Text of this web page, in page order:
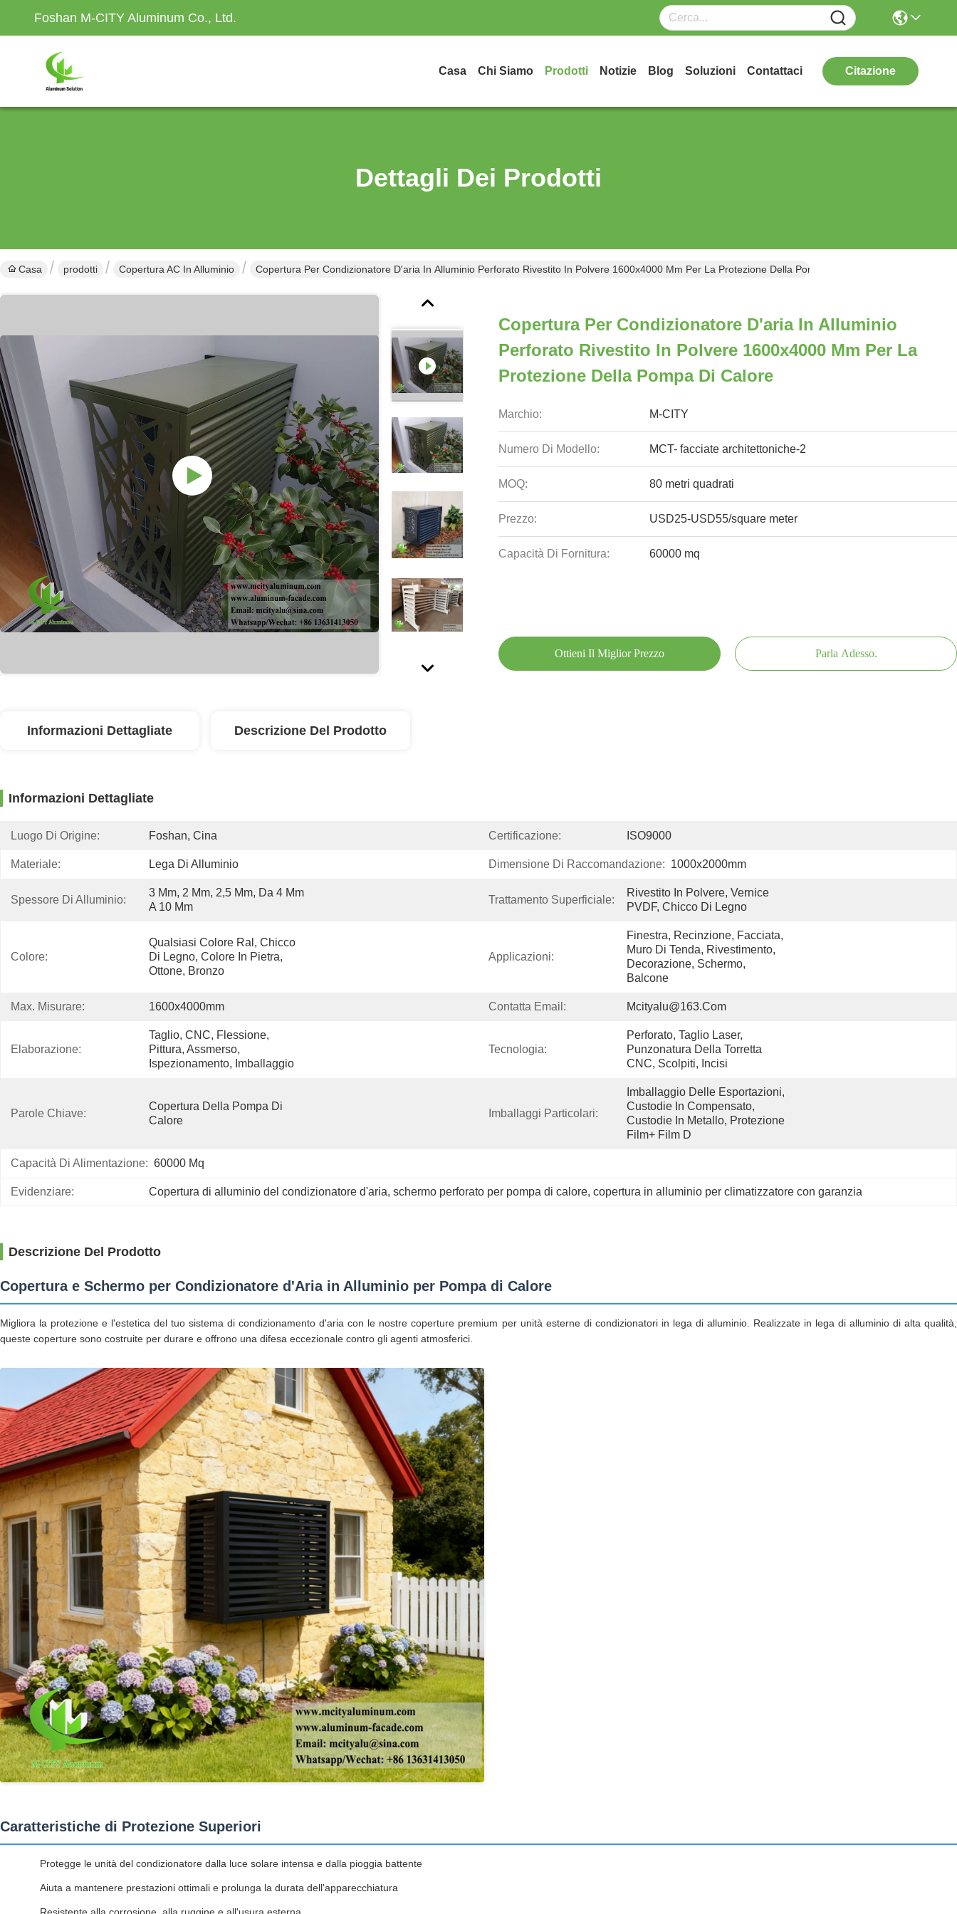
Foshan M-CITY Aluminum Co., Ltd.
Casa Chi Siamo Prodotti Notizie Blog Soluzioni Contattaci Citazione
Dettagli Dei Prodotti
Casa prodotti Copertura AC In Alluminio Copertura Per Condizionatore D'aria In Alluminio Perforato Rivestito In Polvere 1600x4000 Mm Per La Protezione Della Pompa Di Calore
Copertura Per Condizionatore D'aria In Alluminio
Perforato Rivestito In Polvere 1600x4000 Mm Per La
Protezione Della Pompa Di Calore
Marchio: M-CITY
Numero Di Modello: MCT- facciate architettoniche-2
MOQ: 80 metri quadrati
Prezzo: USD25-USD55/square meter
Capacità Di Fornitura: 60000 mq
Ottieni Il Miglior Prezzo Parla Adesso.
Informazioni Dettagliate Descrizione Del Prodotto
Informazioni Dettagliate
Luogo Di Origine: Foshan, Cina Certificazione: ISO9000
Materiale: Lega Di Alluminio Dimensione Di Raccomandazione: 1000x2000mm
Spessore Di Alluminio:
3 Mm, 2 Mm, 2,5 Mm, Da 4 Mm
A 10 Mm
Trattamento Superficiale:
Rivestito In Polvere, Vernice
PVDF, Chicco Di Legno
Colore:
Qualsiasi Colore Ral, Chicco
Di Legno, Colore In Pietra,
Ottone, Bronzo
Applicazioni:
Finestra, Recinzione, Facciata,
Muro Di Tenda, Rivestimento,
Decorazione, Schermo,
Balcone
Max. Misurare: 1600x4000mm Contatta Email: Mcityalu@163.com
Elaborazione:
Taglio, CNC, Flessione,
Pittura, Assmerso,
Ispezionamento, Imballaggio
Tecnologia:
Perforato, Taglio Laser,
Punzonatura Della Torretta
CNC, Scolpiti, Incisi
Parole Chiave:
Copertura Della Pompa Di
Calore
Imballaggi Particolari:
Imballaggio Delle Esportazioni,
Custodie In Compensato,
Custodie In Metallo, Protezione
Film+ Film D
Capacità Di Alimentazione: 60000 Mq
Evidenziare: Copertura di alluminio del condizionatore d'aria, schermo perforato per pompa di calore, copertura in alluminio per climatizzatore con garanzia
Descrizione Del Prodotto
Copertura e Schermo per Condizionatore d'Aria in Alluminio per Pompa di Calore
Migliora la protezione e l'estetica del tuo sistema di condizionamento d'aria con le nostre coperture premium per unità esterne di condizionatori in lega di alluminio. Realizzate in lega di alluminio di alta qualità,
queste coperture sono costruite per durare e offrono una difesa eccezionale contro gli agenti atmosferici.
Caratteristiche di Protezione Superiori
Protegge le unità del condizionatore dalla luce solare intensa e dalla pioggia battente
Aiuta a mantenere prestazioni ottimali e prolunga la durata dell'apparecchiatura